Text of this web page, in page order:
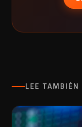
LEE TAMBIÉN